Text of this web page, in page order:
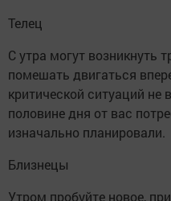
Телец
С утра могут возникнуть
помешать двигаться
критической ситуаций не
половине дня от вас
изначально планировали.
Близнецы
Утром пробуйте новое,